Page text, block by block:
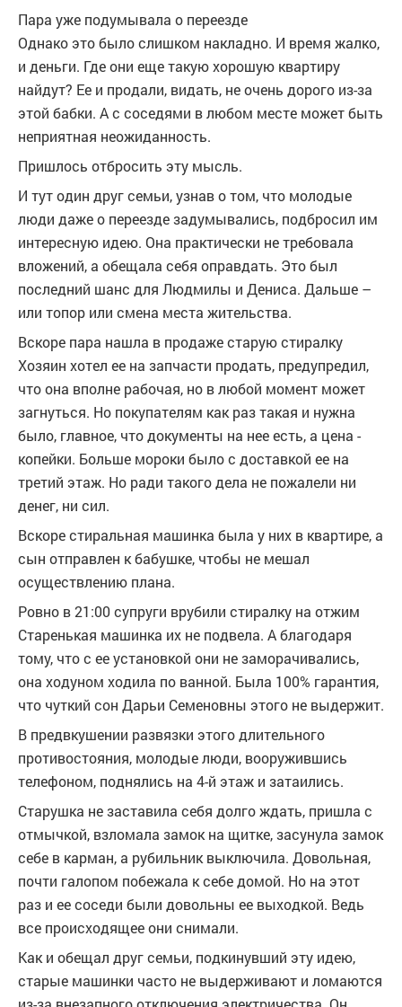
Пара уже подумывала о переезде
Однако это было слишком накладно. И время жалко,
и деньги. Где они еще такую хорошую квартиру
найдут? Ее и продали, видать, не очень дорого из-за
этой бабки. А с соседями в любом месте может быть
неприятная неожиданность.
Пришлось отбросить эту мысль.
И тут один друг семьи, узнав о том, что молодые
люди даже о переезде задумывались, подбросил им
интересную идею. Она практически не требовала
вложений, а обещала себя оправдать. Это был
последний шанс для Людмилы и Дениса. Дальше –
или топор или смена места жительства.
Вскоре пара нашла в продаже старую стиралку
Хозяин хотел ее на запчасти продать, предупредил,
что она вполне рабочая, но в любой момент может
загнуться. Но покупателям как раз такая и нужна
было, главное, что документы на нее есть, а цена -
копейки. Больше мороки было с доставкой ее на
третий этаж. Но ради такого дела не пожалели ни
денег, ни сил.
Вскоре стиральная машинка была у них в квартире, а
сын отправлен к бабушке, чтобы не мешал
осуществлению плана.
Ровно в 21:00 супруги врубили стиралку на отжим
Старенькая машинка их не подвела. А благодаря
тому, что с ее установкой они не заморачивались,
она ходуном ходила по ванной. Была 100% гарантия,
что чуткий сон Дарьи Семеновны этого не выдержит.
В предвкушении развязки этого длительного
противостояния, молодые люди, вооружившись
телефоном, поднялись на 4-й этаж и затаились.
Старушка не заставила себя долго ждать, пришла с
отмычкой, взломала замок на щитке, засунула замок
себе в карман, а рубильник выключила. Довольная,
почти галопом побежала к себе домой. Но на этот
раз и ее соседи были довольны ее выходкой. Ведь
все происходящее они снимали.
Как и обещал друг семьи, подкинувший эту идею,
старые машинки часто не выдерживают и ломаются